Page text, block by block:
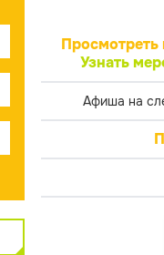
Просмотреть
Узнать
Афиша на